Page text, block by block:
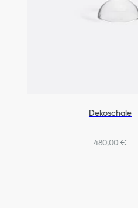
Dekoschale
480,00 €